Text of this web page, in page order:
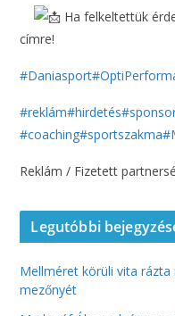
Ha felkeltettük
címre!
#Daniasport
#reklám#hirdetés
#coaching#sportszakma
Reklám / Fizetett
Legutóbbi
Mellméret körüli vita
mezőnyét